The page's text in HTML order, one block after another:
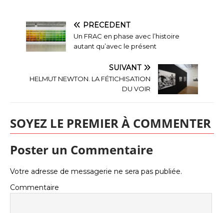
PRÉCÉDENT
Un FRAC en phase avec l’histoire
autant qu’avec le présent
SUIVANT
HELMUT NEWTON. LA FÉTICHISATION
DU VOIR
SOYEZ LE PREMIER À COMMENTER
Poster un Commentaire
Votre adresse de messagerie ne sera pas publiée.
Commentaire